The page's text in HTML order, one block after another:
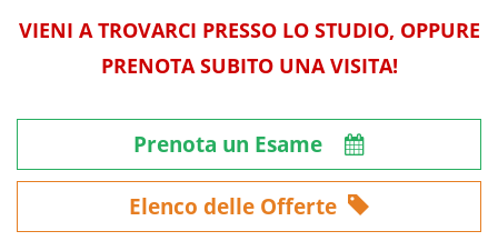
VIENI A TROVARCI PRESSO LO STUDIO, OPPURE
PRENOTA SUBITO UNA VISITA!
Prenota un Esame
Elenco delle Offerte